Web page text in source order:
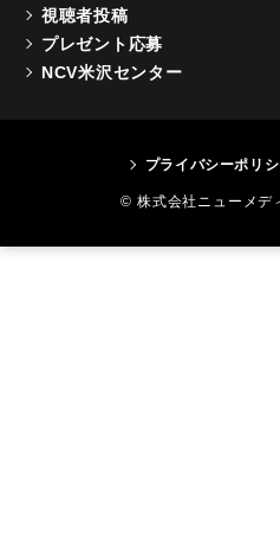
視聴者投稿
プレゼント応募
NCV米沢センター
プライバシーポリ
© 株式会社ニューメ